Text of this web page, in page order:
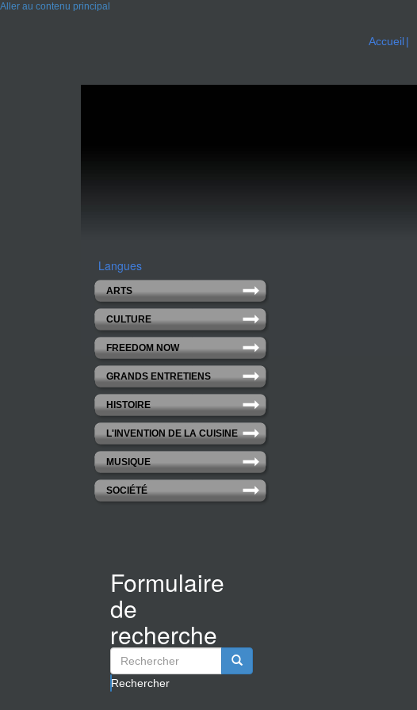
Aller au contenu principal
Accueil
Langues
ARTS
CULTURE
FREEDOM NOW
GRANDS ENTRETIENS
HISTOIRE
L'INVENTION DE LA CUISINE
MUSIQUE
SOCIÉTÉ
Formulaire
de
recherche
Rechercher